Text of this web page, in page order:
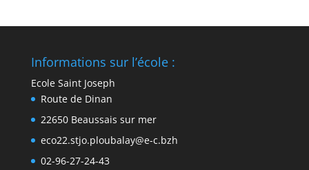
Informations sur l’école :
Ecole Saint Joseph
Route de Dinan
22650 Beaussais sur mer
eco22.stjo.ploubalay@e-c.bzh
02-96-27-24-43